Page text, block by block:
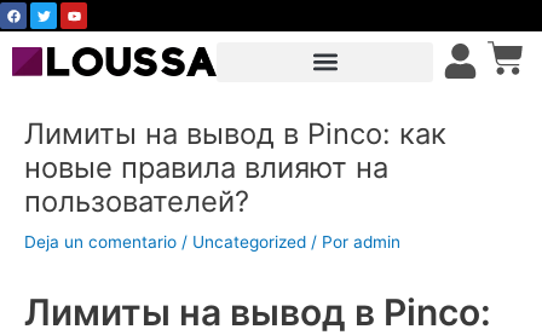
Ir
contenido
F
a
c
e
o
T
w
i
t
e
Y
o
u
u
b
Лимиты на вывод в Pinco: как
новые правила влияют на
пользователей?
Deja un comentario / Uncategorized / Por admin
Лимиты на вывод в Pinco: